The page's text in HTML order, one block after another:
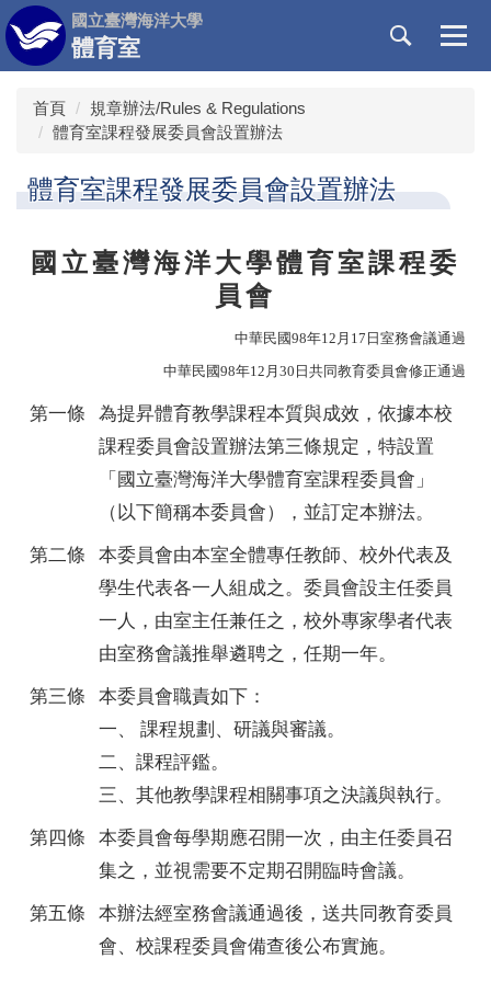
跳
到
主
國立臺灣海洋大學
體育室
首頁
規章辦法/Rules & Regulations
體育室課程發展委員會設置辦法
體育室課程發展委員會設置辦法
國立臺灣海洋大學體育室課程委
員會
中華民國98年12月17日室務會議通過
中華民國98年12月30日共同教育委員會修正通過
第一條
為提昇體育教學課程本質與成效，依據本校
課程委員會設置辦法第三條規定，特設置
「國立臺灣海洋大學體育室課程委員會」
（以下簡稱本委員會），並訂定本辦法。
第二條
本委員會由本室全體專任教師、校外代表及
學生代表各一人組成之。委員會設主任委員
一人，由室主任兼任之，校外專家學者代表
由室務會議推舉遴聘之，任期一年。
第三條
本委員會職責如下：
一、 課程規劃、研議與審議。
二、課程評鑑。
三、其他教學課程相關事項之決議與執行。
第四條
本委員會每學期應召開一次，由主任委員召
集之，並視需要不定期召開臨時會議。
第五條
本辦法經室務會議通過後，送共同教育委員
會、校課程委員會備查後公布實施。